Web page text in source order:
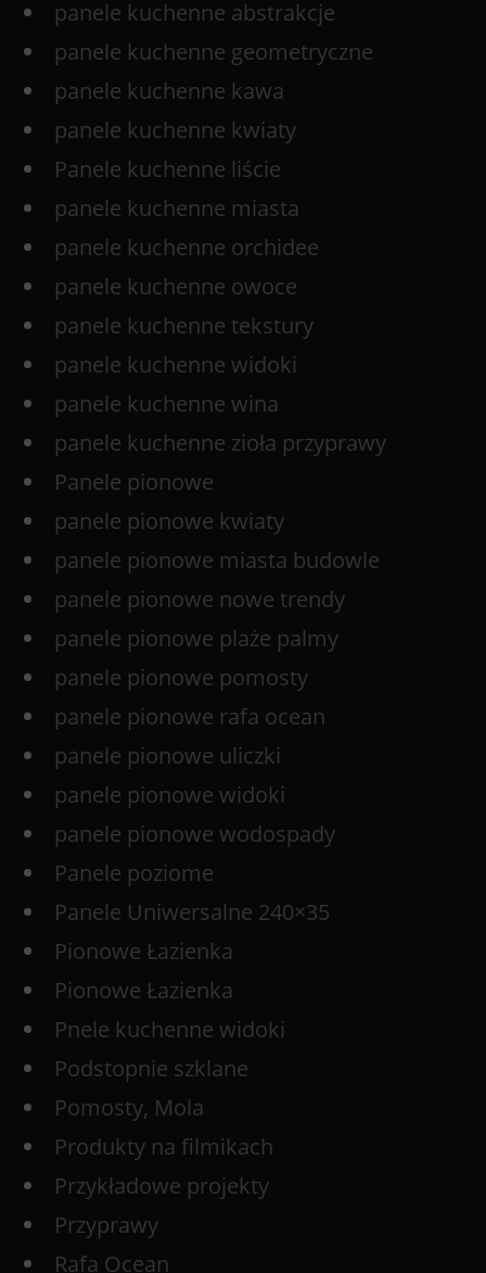
panele kuchenne abstrakcje
panele kuchenne geometryczne
panele kuchenne kawa
panele kuchenne kwiaty
Panele kuchenne liście
panele kuchenne miasta
panele kuchenne orchidee
panele kuchenne owoce
panele kuchenne tekstury
panele kuchenne widoki
panele kuchenne wina
panele kuchenne zioła przyprawy
Panele pionowe
panele pionowe kwiaty
panele pionowe miasta budowle
panele pionowe nowe trendy
panele pionowe plaże palmy
panele pionowe pomosty
panele pionowe rafa ocean
panele pionowe uliczki
panele pionowe widoki
panele pionowe wodospady
Panele poziome
Panele Uniwersalne 240×35
Pionowe Łazienka
Pionowe Łazienka
Pnele kuchenne widoki
Podstopnie szklane
Pomosty, Mola
Produkty na filmikach
Przykładowe projekty
Przyprawy
Rafa Ocean